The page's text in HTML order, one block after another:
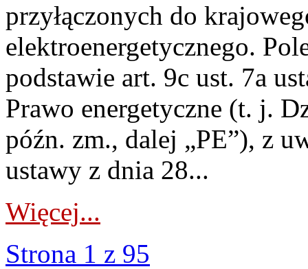
przyłączonych do
elektroenergetycznego.
podstawie art. 9c ust. 7a
Prawo energetyczne (t. j.
późn. zm., dalej „PE”), z
ustawy z dnia 28...
Więcej...
Strona 1 z 95